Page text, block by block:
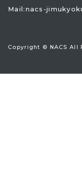
Mail: nacs-
Copyright © NACS All